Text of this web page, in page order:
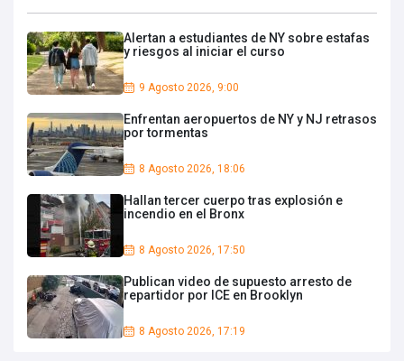
Alertan a estudiantes de NY sobre estafas
y riesgos al iniciar el curso
9 Agosto 2026, 9:00
Enfrentan aeropuertos de NY y NJ retrasos
por tormentas
8 Agosto 2026, 18:06
Hallan tercer cuerpo tras explosión e
incendio en el Bronx
8 Agosto 2026, 17:50
Publican video de supuesto arresto de
repartidor por ICE en Brooklyn
8 Agosto 2026, 17:19